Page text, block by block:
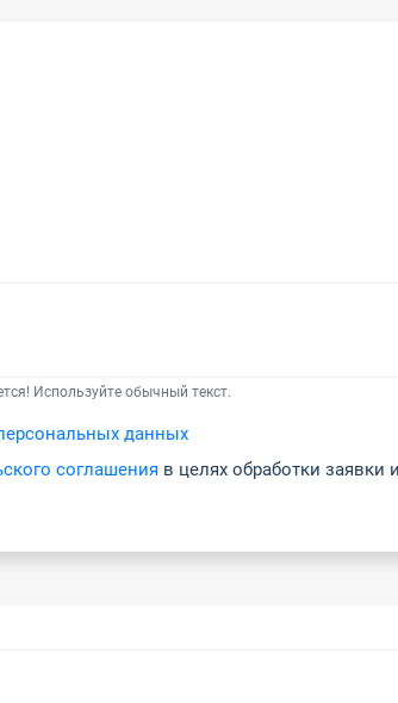
Используйте обычный текст.
данных
соглашения в целях обработки заявки